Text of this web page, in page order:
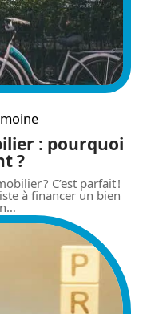
: pourquoi
?
? C’est parfait !
à financer un bien
…